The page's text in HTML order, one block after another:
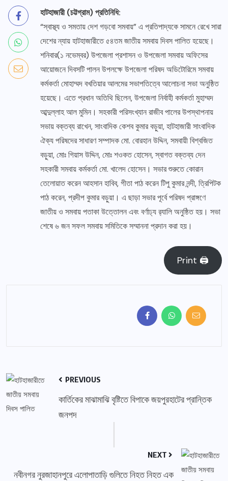
হাটহাজারী (চট্টগ্রাম) প্রতিনিধি:
“স্বাস্থ্য ও সমতায় দেশ গড়বো সমবায়” এ প্রতিপাদ্যকে সামনে রেখে সারা
দেশের ন্যায় হাটহাজারীতে ৫৪তম জাতীয় সমবায় দিবস পালিত হয়েছে।
শনিবার(১ নভেম্বর) উপজেলা প্রশাসন ও উপজেলা সমবায় অফিসের
আয়োজনে দিবসটি পালন উপলক্ষে উপজেলা পরিষদ অডিটোরিমে সমবায়
কর্মকর্তা মোহাম্মদ বখতিয়ার আলমের সভাপতিত্বে আলোচনা সভা অনুষ্ঠিত
হয়েছে। এতে প্রধান অতিথি ছিলেন, উপজেলা নির্বাহী কর্মকর্তা মুহাম্মদ
আব্দুল্লাহ আল মুমিন। সহকারী পরিসংখ্যান রাজীব পালের উপস্থাপনায়
সভায় বক্তব্য রাখেন, সাংবাদিক কেশব কুমার বড়ুয়া, হাটহাজারী সাংবাদিক
ঐক্য পরিষদের সাধারণ সম্পাদক মো. বোরহান উদ্দিন, সমবায়ী বিশ্বজিত
বড়ুয়া, মোঃ গিয়াস উদ্দিন, মোঃ শওকত হোসেন, স্বাগত বক্তব্য দেন
সহকারী সমবায় কর্মকর্তা মো. খালেদ হোসেন। সভার শুরুতে কোরান
তেলোয়াত করেন আহসান হাবিব, গীতা পাঠ করেন টিপু কুমার নন্দী, ত্রিপিটক
পাঠ করেন, প্রদীপ কুমার বড়ুয়া। এ ছাড়া সভার পূর্বে পরিষদ প্রাঙ্গণে
জাতীয় ও সমবায় পতাকা উত্তোলন এবং বর্ণাঢ্য র‍্যালি অনুষ্ঠিত হয়। সভা
শেষে ৬ জন সফল সমবায় সমিতিকে সম্মাননা প্রদান করা হয়।
Print 🖨
PREVIOUS
কার্তিকের মাঝামাঝি বৃষ্টিতে বিপাকে জয়পুরহাটের প্রান্তিক
জনপদ
NEXT
নবীনগর নুরজাহানপুরে এলোপাতাড়ি গুলিতে নিহত নিহত এক